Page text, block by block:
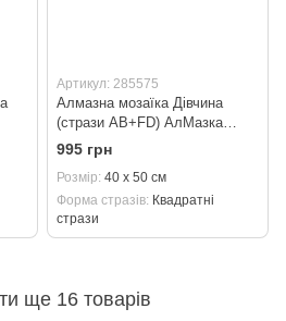
Артикул: 285575
Алмазна мозаїка Дівчина
(стрази AB+FD) АлМазка
(PАлМ-143) 40 х 50 см
995 грн
Розмір 40 х 50 см
Форма стразів Квадратні
стрази
ще 16 товарів